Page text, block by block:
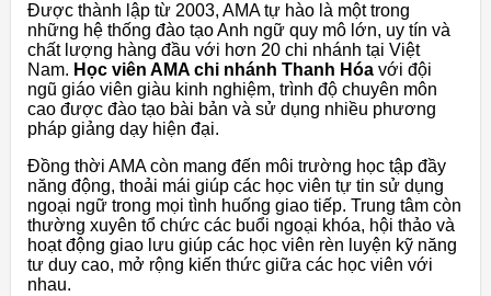
Được thành lập từ 2003, AMA tự hào là một trong
những hệ thống đào tạo Anh ngữ quy mô lớn, uy tín và
chất lượng hàng đầu với hơn 20 chi nhánh tại Việt
Nam. Học viên AMA chi nhánh Thanh Hóa với đội
ngũ giáo viên giàu kinh nghiệm, trình độ chuyên môn
cao được đào tạo bài bản và sử dụng nhiều phương
pháp giảng dạy hiện đại.
Đồng thời AMA còn mang đến môi trường học tập đầy
năng động, thoải mái giúp các học viên tự tin sử dụng
ngoại ngữ trong mọi tình huống giao tiếp. Trung tâm còn
thường xuyên tổ chức các buổi ngoại khóa, hội thảo và
hoạt động giao lưu giúp các học viên rèn luyện kỹ năng
tư duy cao, mở rộng kiến thức giữa các học viên với
nhau.